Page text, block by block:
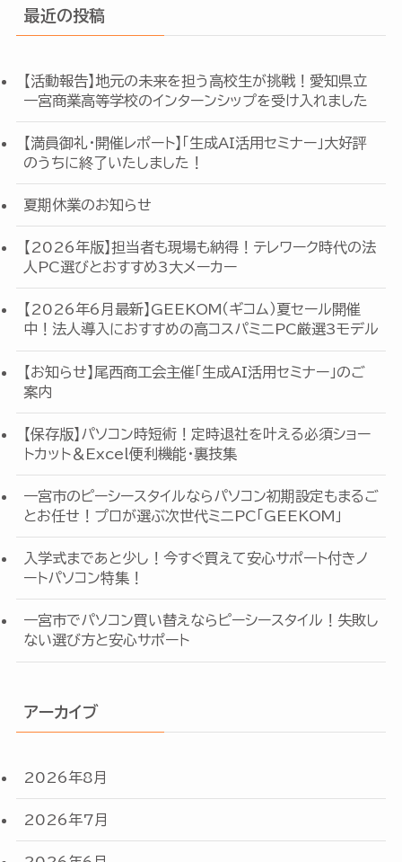
最近の投稿
【活動報告】地元の未来を担う高校生が挑戦！愛知県立
一宮商業高等学校のインターンシップを受け入れました
【満員御礼・開催レポート】「生成AI活用セミナー」大好評
のうちに終了いたしました！
夏期休業のお知らせ
【2026年版】担当者も現場も納得！テレワーク時代の法
人PC選びとおすすめ3大メーカー
【2026年6月最新】GEEKOM（ギコム）夏セール開催
中！法人導入におすすめの高コスパミニPC厳選3モデル
【お知らせ】尾西商工会主催「生成AI活用セミナー」のご
案内
【保存版】パソコン時短術！定時退社を叶える必須ショー
トカット＆Excel便利機能・裏技集
一宮市のピーシースタイルならパソコン初期設定もまるご
とお任せ！プロが選ぶ次世代ミニPC「GEEKOM」
入学式まであと少し！今すぐ買えて安心サポート付きノ
ートパソコン特集！
一宮市でパソコン買い替えならピーシースタイル！失敗し
ない選び方と安心サポート
アーカイブ
2026年8月
2026年7月